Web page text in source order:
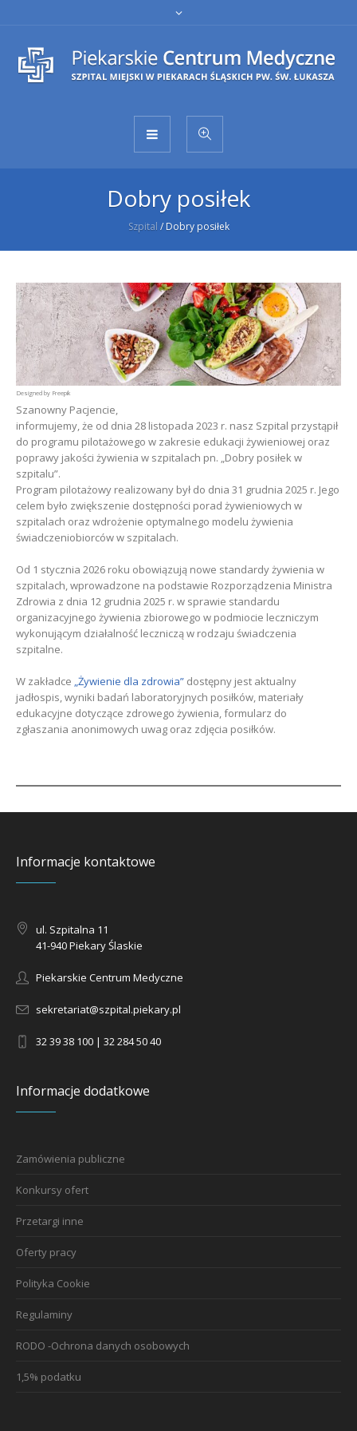
Dobry posiłek
Szpital / Dobry posiłek
Designed by Freepik
Szanowny Pacjencie,
informujemy, że od dnia 28 listopada 2023 r. nasz Szpital przystąpił
do programu pilotażowego w zakresie edukacji żywieniowej oraz
poprawy jakości żywienia w szpitalach pn. „Dobry posiłek w
szpitalu”.
Program pilotażowy realizowany był do dnia 31 grudnia 2025 r. Jego
celem było zwiększenie dostępności porad żywieniowych w
szpitalach oraz wdrożenie optymalnego modelu żywienia
świadczeniobiorców w szpitalach.
Od 1 stycznia 2026 roku obowiązują nowe standardy żywienia w
szpitalach, wprowadzone na podstawie Rozporządzenia Ministra
Zdrowia z dnia 12 grudnia 2025 r. w sprawie standardu
organizacyjnego żywienia zbiorowego w podmiocie leczniczym
wykonującym działalność leczniczą w rodzaju świadczenia
szpitalne.
W zakładce „Żywienie dla zdrowia” dostępny jest aktualny
jadłospis, wyniki badań laboratoryjnych posiłków, materiały
edukacyjne dotyczące zdrowego żywienia, formularz do
zgłaszania anonimowych uwag oraz zdjęcia posiłków.
Informacje kontaktowe
ul. Szpitalna 11
41-940 Piekary Ślaskie
Piekarskie Centrum Medyczne
sekretariat@szpital.piekary.pl
32 39 38 100 | 32 284 50 40
Informacje dodatkowe
Zamówienia publiczne
Konkursy ofert
Przetargi inne
Oferty pracy
Polityka Cookie
Regulaminy
RODO -Ochrona danych osobowych
1,5% podatku